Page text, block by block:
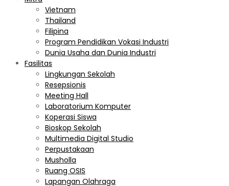
Vietnam
Thailand
Filipina
Program Pendidikan Vokasi Industri
Dunia Usaha dan Dunia Industri
Fasilitas
Lingkungan Sekolah
Resepsionis
Meeting Hall
Laboratorium Komputer
Koperasi Siswa
Bioskop Sekolah
Multimedia Digital Studio
Perpustakaan
Musholla
Ruang OSIS
Lapangan Olahraga